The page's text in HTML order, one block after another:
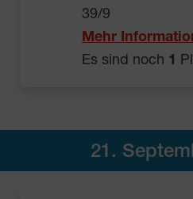
39/9
Mehr
Es sind noch 1
21.